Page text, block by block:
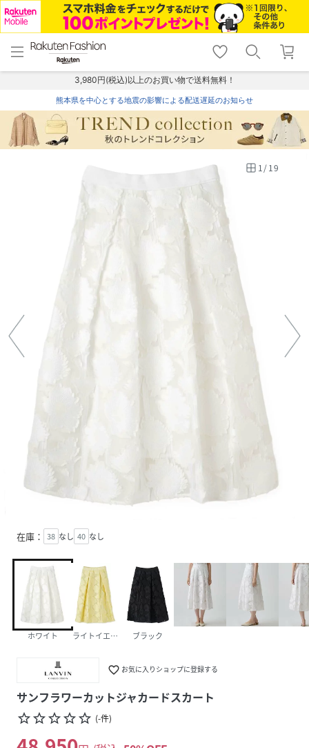
menu home
トップ
shopping_cart lock_outline
ログイン
3,980円(税込)以上のお買い物で送料無料！
熊本県を中心とする地震の影響による配送遅延のお知らせ
1/19
在庫： 38 なし 40 なし
ホワイト ライトイエロー ブラック
favorite_border お気に入りショップに登録する
サンフラワーカットジャカードスカート
star_borderstar_borderstar_borderstar_borderstar_border (-件)